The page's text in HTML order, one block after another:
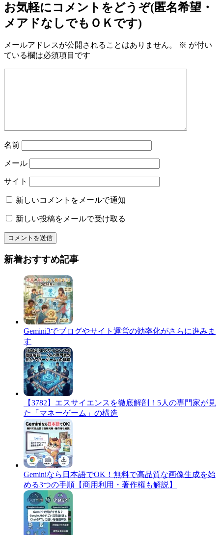
お気軽にコメントをどうぞ(匿名希望・
メアドなしでもＯＫです)
メールアドレスが公開されることはありません。 ※ が付い
ている欄は必須項目です
名前
メール
サイト
新しいコメントをメールで通知
新しい投稿をメールで受け取る
新着おすすめ記事
Gemini3でブログやサイト運営の効率化がさらに進みま
す
​【3782】エスサイエンスを徹底解剖！5人の専門家が見
た「マネーゲーム」の構造
Geminiなら日本語でOK！無料で高品質な画像生成を始
める3つの手順【商用利用・著作権も解説】